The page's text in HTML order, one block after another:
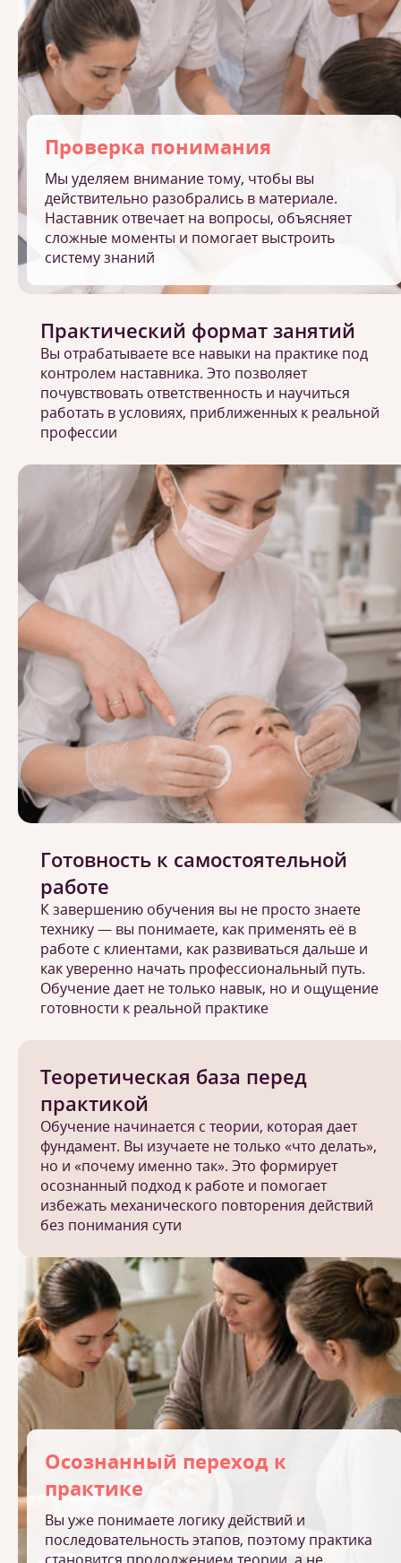
Проверка понимания
Мы уделяем внимание тому, чтобы вы
действительно разобрались в материале.
Наставник отвечает на вопросы, объясняет
сложные моменты и помогает выстроить
систему знаний
Теоретическая база перед
практикой
Обучение начинается с теории, которая дает
фундамент. Вы изучаете не только «что делать»,
но и «почему именно так». Это формирует
осознанный подход к работе и помогает
избежать механического повторения действий
без понимания сути
Осознанный переход к
практике
Вы уже понимаете логику действий и
последовательность этапов, поэтому практика
Практический формат занятий
Вы отрабатываете все навыки на практике под
контролем наставника. Это позволяет
почувствовать ответственность и научиться
работать в условиях, приближенных к реальной
профессии
Готовность к самостоятельной
работе
К завершению обучения вы не просто знаете
технику — вы понимаете, как применять её в
работе с клиентами, как развиваться дальше и
как уверенно начать профессиональный путь.
Обучение дает не только навык, но и ощущение
готовности к реальной практике